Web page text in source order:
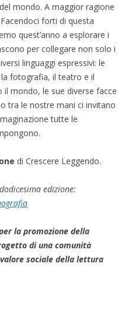
mondo. A maggior ragione
forti di questa
quest’anno a esplorare i
per collegare non solo i
linguaggi espressivi: le
fotografia, il teatro e il
mondo, le sue diverse facce
tra le nostre mani ci invitano
tutte le
di Crescere Leggendo.
edizione:
la promozione della
di una comunità
sociale della lettura